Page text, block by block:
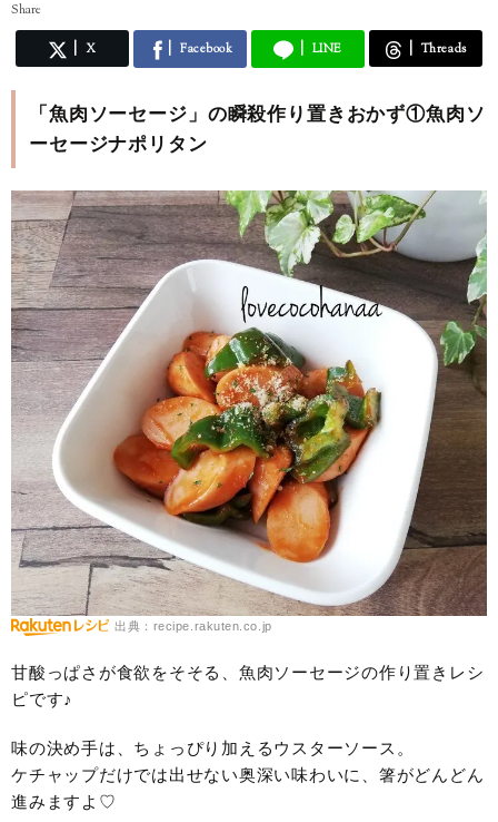
Share
X Facebook LINE Threads
「魚肉ソーセージ」の瞬殺作り置きおかず①魚肉ソ
ーセージナポリタン
出典：recipe.rakuten.co.jp
甘酸っぱさが食欲をそそる、魚肉ソーセージの作り置きレシ
ピです♪
味の決め手は、ちょっぴり加えるウスターソース。
ケチャップだけでは出せない奥深い味わいに、箸がどんどん
進みますよ♡